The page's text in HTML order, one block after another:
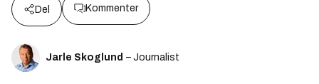
Del Kommenter
Jarle Skoglund – Journalist